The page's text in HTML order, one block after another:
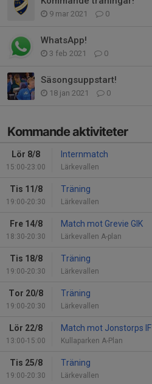
9 mar 2021 0
WhatsApp!
3 feb 2021 0
Säsongsuppstart!
18 jan 2021 0
Kommande aktiviteter
Lör 8/8
15:00-23:00
Internmatch
Lärkevallen
Tis 11/8
19:00-20:30
Träning
Lärkevallen
Fre 14/8
18:30-20:30
Match mot Grevie GIK
Lärkevallen A-plan
Tis 18/8
19:00-20:30
Träning
Lärkevallen
Tor 20/8
19:00-20:30
Träning
Lärkevallen
Lör 22/8
13:00-15:00
Match mot Jonstorps IF
Kullaparken A-Plan
Tis 25/8
19:00-20:30
Träning
Lärkevallen